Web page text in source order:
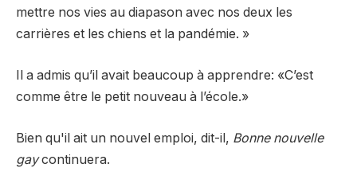
mettre nos vies au diapason avec nos deux les
carrières et les chiens et la pandémie. »
Il a admis qu’il avait beaucoup à apprendre: «C’est
comme être le petit nouveau à l’école.»
Bien qu'il ait un nouvel emploi, dit-il, Bonne nouvelle
gaycontinuera.